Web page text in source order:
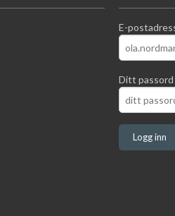
E-
Ditt passord